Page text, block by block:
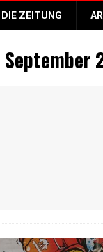
DIE ZEITUNG
September